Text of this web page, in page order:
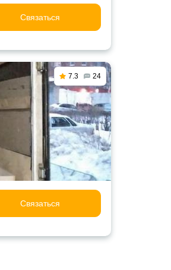
Связаться
7.3 24
Связаться